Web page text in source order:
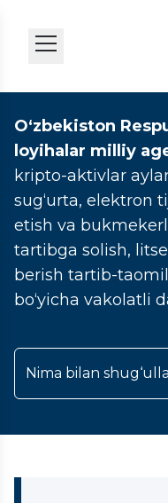
O‘zbekiston
loyihalar milliy
kripto-aktivlar
sug‘urta, elektron
etish va
tartibga solish,
berish tartib-
bo‘yicha vakolatli
Nima bilan